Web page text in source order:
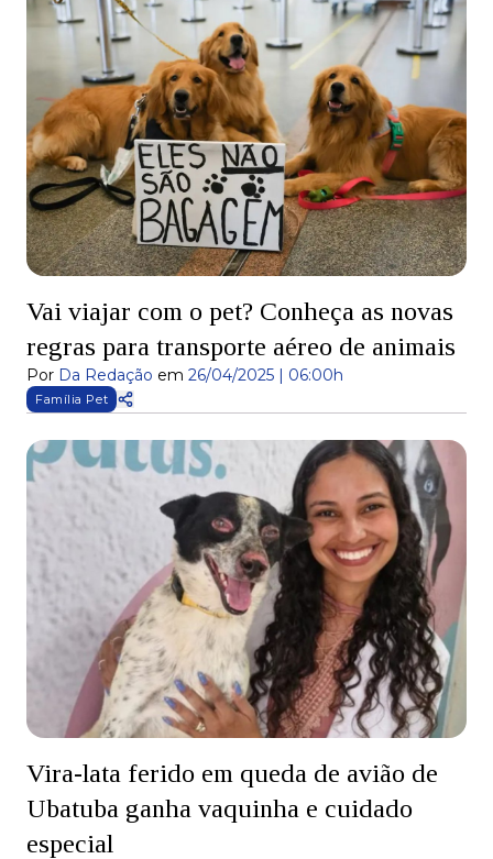
Vai viajar com o pet? Conheça as novas
regras para transporte aéreo de animais
Por Da Redação em 26/04/2025 | 06:00h
Família Pet
Vira-lata ferido em queda de avião de
Ubatuba ganha vaquinha e cuidado
especial